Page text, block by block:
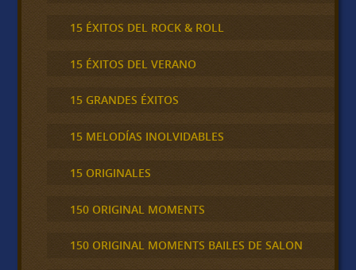
15 ÉXITOS DEL ROCK & ROLL
15 ÉXITOS DEL VERANO
15 GRANDES ÉXITOS
15 MELODÍAS INOLVIDABLES
15 ORIGINALES
150 ORIGINAL MOMENTS
150 ORIGINAL MOMENTS BAILES DE SALON